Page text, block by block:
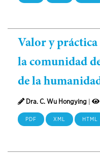
Valor y
la comunidad
de la
Dra. C. Wu Hongying
PDF XML HTML